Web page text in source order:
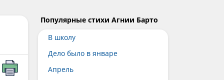
Популярные стихи Агнии Барто
В школу
Дело было в январе
Апрель